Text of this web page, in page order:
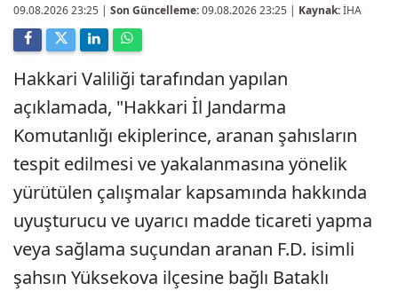
09.08.2026 23:25 | Son Güncelleme:09.08.2026 23:25 | Kaynak:İHA
Hakkari Valiliği tarafından yapılan
açıklamada, "Hakkari İl Jandarma
Komutanlığı ekiplerince, aranan şahısların
tespit edilmesi ve yakalanmasına yönelik
yürütülen çalışmalar kapsamında hakkında
uyuşturucu ve uyarıcı madde ticareti yapma
veya sağlama suçundan aranan F.D. isimli
şahsın Yüksekova ilçesine bağlı Bataklı